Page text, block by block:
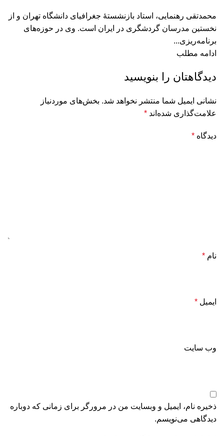
محمدتقی رهنمایی، استاد بازنشستۀ جغرافیای دانشگاه تهران و از
نخستین مدرسان گردشگری در ایران است. وی در حوزه‌های
برنامه‌ریزی...
ادامه مطلب
دیدگاهتان را بنویسید
نشانی ایمیل شما منتشر نخواهد شد. بخش‌های موردنیاز
علامت‌گذاری شده‌اند *
دیدگاه *
نام *
ایمیل *
وب‌ سایت
ذخیره نام، ایمیل و وبسایت من در مرورگر برای زمانی که دوباره
دیدگاهی می‌نویسم.